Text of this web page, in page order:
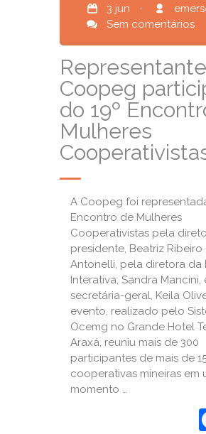
3 jun ·
Sem comentários
Coopeg
do 19º
Mulheres
A Coopeg foi
Encontro de Mulheres
Cooperativistas pela
presidente, Beatriz Ribeiro
Antonelli, pela diretora da
Interativa, Sandra Mancini,
secretária-geral, Keila
evento, realizado pelo
Ocemg no Grande Hotel
Araxá, reuniu mais de 300
participantes de mais de
cooperativas mineiras em
momento …